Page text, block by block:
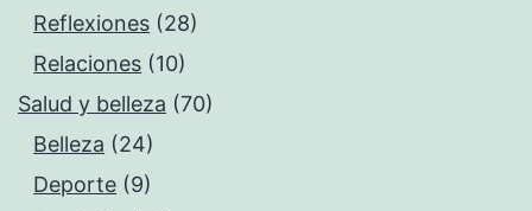
Reflexiones (28)
Relaciones (10)
Salud y belleza (70)
Belleza (24)
Deporte (9)